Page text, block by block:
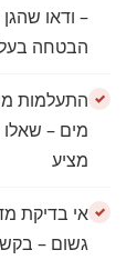
– ודאו
הבטחה
התעלמות
מים –
מציע
אי בדיקת
גשום –